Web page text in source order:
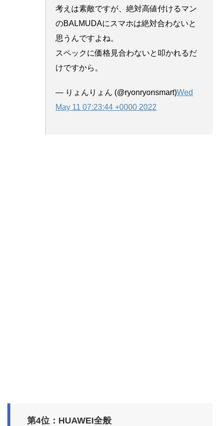
考えは素敵ですが、絶対高値付けるマン
のBALMUDAにスマホは絶対合わないと
思うんですよね。
スペックに価格見合わないと叩かれるだ
けですから。
— りょんりょん (@ryonryonsmart)Wed
May 11 07:23:44 +0000 2022
第4位：HUAWEI全般